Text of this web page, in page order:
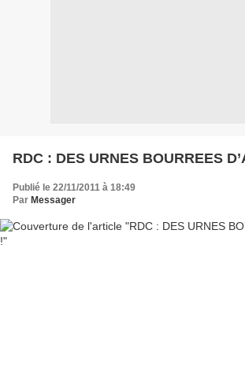
RDC : DES URNES BOURREES
Publié le 22/11/2011 à 18:49
Par Messager